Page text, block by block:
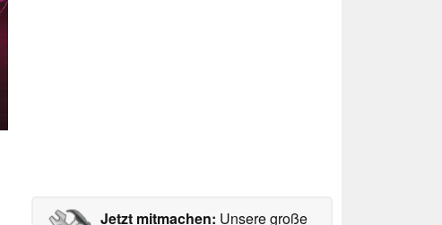
Jetzt mitmachen: Unsere große